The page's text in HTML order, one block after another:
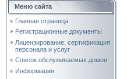
Меню сайта
Главная страница
Регистрационные документы
Лицензирование, cертификация
персонала и услуг
Список обслуживаемых домов
Информация